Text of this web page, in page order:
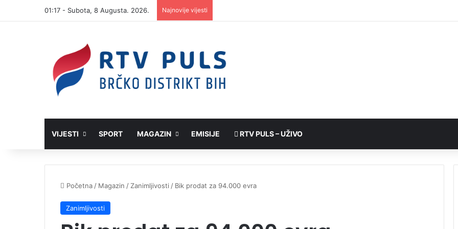
01:17 - Subota, 8 Augusta. 2026. Najnovije vijesti
VIJESTI SPORT MAGAZIN EMISIJE RTV PULS – UŽIVO
Početna / Magazin / Zanimljivosti / Bik prodat za 94.000 evra
Zanimljivosti